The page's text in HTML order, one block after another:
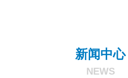
新闻中心
NEWS